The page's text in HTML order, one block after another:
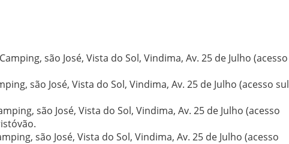
são José, Vista do Sol, Vindima, Av. 25 de Julho (acesso
são José, Vista do Sol, Vindima, Av. 25 de Julho (acesso
são José, Vista do Sol, Vindima, Av. 25 de Julho (acesso
são José, Vista do Sol, Vindima, Av. 25 de Julho (acesso